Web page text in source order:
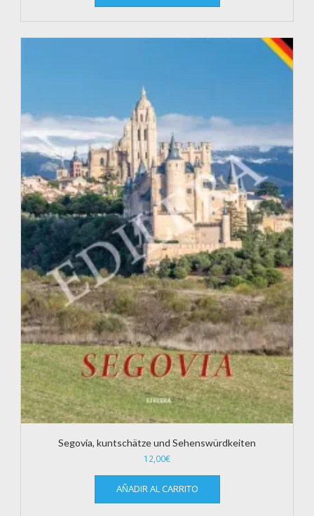
Segovia, kuntschätze und Sehenswürdkeiten
12,00€
AÑADIR AL CARRITO